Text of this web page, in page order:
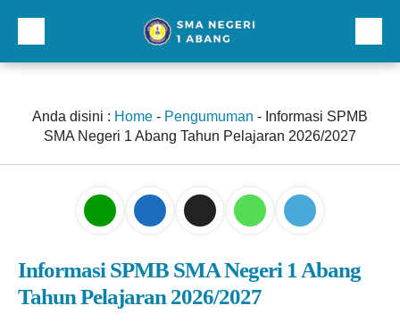
Profil
Kurikulum dan Kesiswaan
Lainnnya
Anda disini : Home - Pengumuman - Informasi SPMB
SMA Negeri 1 Abang Tahun Pelajaran 2026/2027
Informasi SPMB SMA Negeri 1 Abang
Tahun Pelajaran 2026/2027